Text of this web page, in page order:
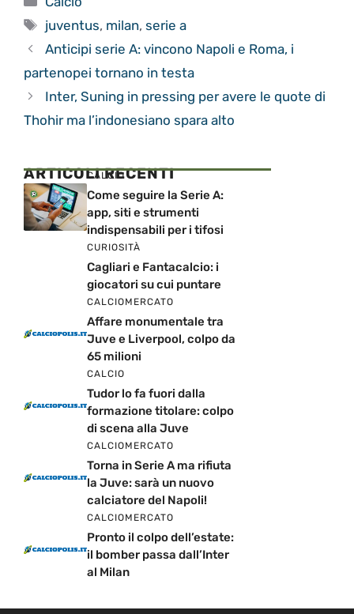
Tag
juventus, milan,serie a
Anticipi serie A: vincono Napoli e Roma, i
partenopei tornano in testa
Inter, Suning in pressing per avere le quote di
Thohir ma l’indonesiano spara alto
ARTICOLI RECENTI
CALCIO
Come seguire la Serie A:
app, siti e strumenti
indispensabili per i tifosi
CURIOSITÀ
Cagliari e Fantacalcio: i
giocatori su cui puntare
CALCIOMERCATO
Affare monumentale tra
Juve e Liverpool, colpo da
65 milioni
CALCIO
Tudor lo fa fuori dalla
formazione titolare: colpo
di scena alla Juve
CALCIOMERCATO
Torna in Serie A ma rifiuta
la Juve: sarà un nuovo
calciatore del Napoli!
CALCIOMERCATO
Pronto il colpo dell’estate:
il bomber passa dall’Inter
al Milan